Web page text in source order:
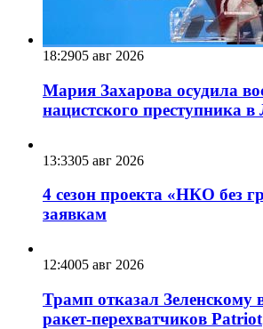
18:2905 авг 2026
Мария Захарова осудила
нацистского преступника в
13:3305 авг 2026
4 сезон проекта «НКО без
заявкам
12:4005 авг 2026
Трамп отказал Зеленскому
ракет-перехватчиков Patriot